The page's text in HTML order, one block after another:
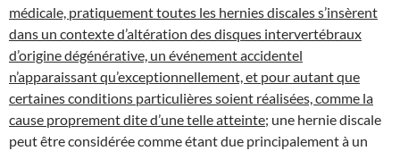
médicale, pratiquement toutes les hernies discales s’insèrent
dans un contexte d’altération des disques intervertébraux
d’origine dégénérative, un événement accidentel
n’apparaissant qu’exceptionnellement, et pour autant que
certaines conditions particulières soient réalisées, comme la
cause proprement dite d’une telle atteinte; une hernie discale
peut être considérée comme étant due principalement à un